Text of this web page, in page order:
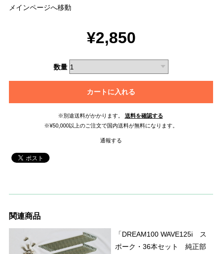
メインページへ移動
¥2,850
数量
カートに入れる
※別途送料がかかります。
送料を確認する
※¥50,000以上のご注文で国内送料が無料になります。
通報する
関連商品
「DREAM100 WAVE125i ス
ポーク・36本セット 純正部